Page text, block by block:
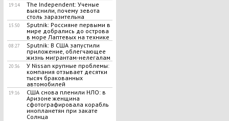
19:14
The Independent: Ученые
выяснили, почему зевота
столь заразительна
15:50
Sputnik: Россияне первыми в
мире добрались до острова
в море Лаптевых на технике
08:27
Sputnik: В США запустили
приложение, облегчающее
жизнь мигрантам-нелегалам
20:36
У Nissan крупные проблемы:
компания отзывает десятки
тысяч бракованных
автомобилей
19:16
США снова пленили НЛО: в
Аризоне женщина
сфотографировала корабль
инопланетян при закате
Солнца